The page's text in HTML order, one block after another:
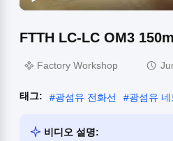
FTTH LC-LC OM3
Factory Workshop
태그: #광섬유 전화선 #광섬유
비디오 설명: